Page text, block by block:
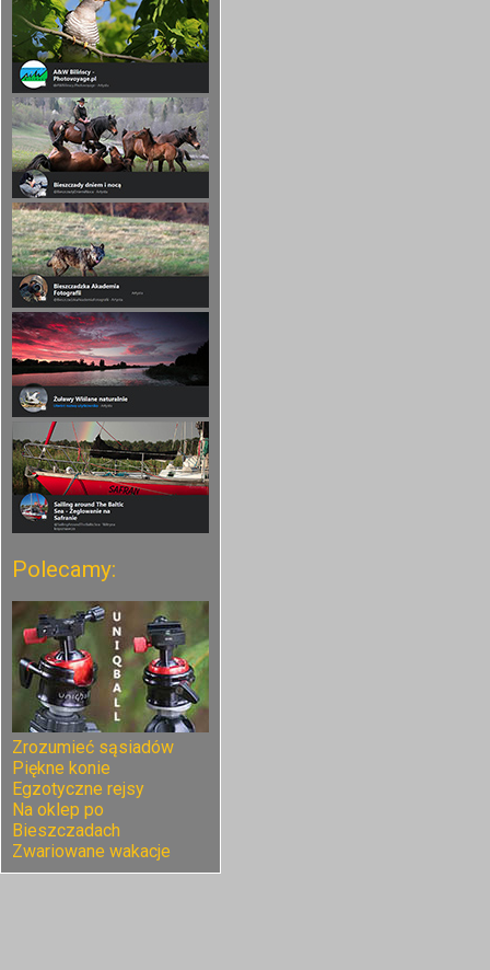
Polecamy:
Zrozumieć sąsiadów
Piękne konie
Egzotyczne rejsy
Na oklep po
Bieszczadach
Zwariowane wakacje